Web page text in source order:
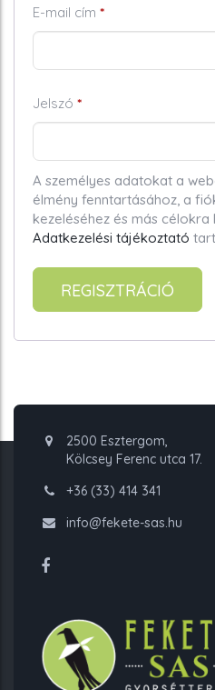
E-mail cím *Kötelező
Jelszó *Kötelező
A személyes adatokat a
élmény fenntartásához, a
kezeléséhez és más célokra
Adatkezelési tájékoztató
REGISZTRÁCIÓ
2500 Esztergom,
Kölcsey Ferenc utca 17.
+36 (33) 414 341
info@fekete-sas.hu